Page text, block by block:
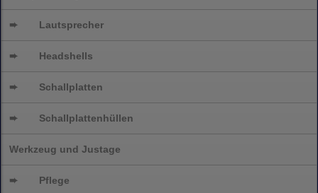
➨ Lautsprecher
➨ Headshells
➨ Schallplatten
➨ Schallplattenhüllen
Werkzeug und Justage
➨ Pflege